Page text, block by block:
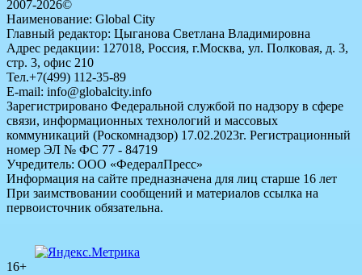
2007-2026©
Наименование: Global City
Главный редактор: Цыганова Светлана Владимировна
Адрес редакции: 127018, Россия, г.Москва, ул. Полковая, д. 3,
стр. 3, офис 210
Тел.+7(499) 112-35-89
E-mail: info@globalcity.info
Зарегистрировано Федеральной службой по надзору в сфере
связи, информационных технологий и массовых
коммуникаций (Роскомнадзор) 17.02.2023г. Регистрационный
номер ЭЛ № ФС 77 - 84719
Учредитель: ООО «ФедералПресс»
Информация на сайте предназначена для лиц старше 16 лет
При заимствовании сообщений и материалов ссылка на
первоисточник обязательна.
16+